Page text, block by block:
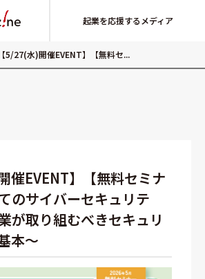
起業を応援するメディア
【5/27(水)開催EVENT】【無料セ...
催EVENT】【無料セミナ
のサイバーセキュリテ
が取り組むべきセキュリ
本〜